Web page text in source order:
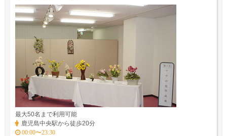
最大50名まで利用可能
鹿児島中央駅から徒歩20分
00:00〜23:30